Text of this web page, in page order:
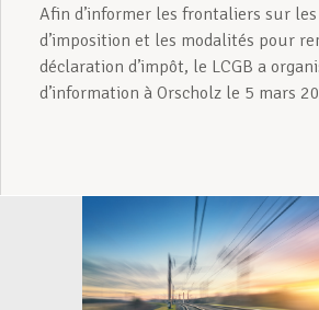
Afin d’informer les frontaliers sur
d’imposition et les modalités pour
déclaration d’impôt, le LCGB a
d’information à Orscholz le 5 mars